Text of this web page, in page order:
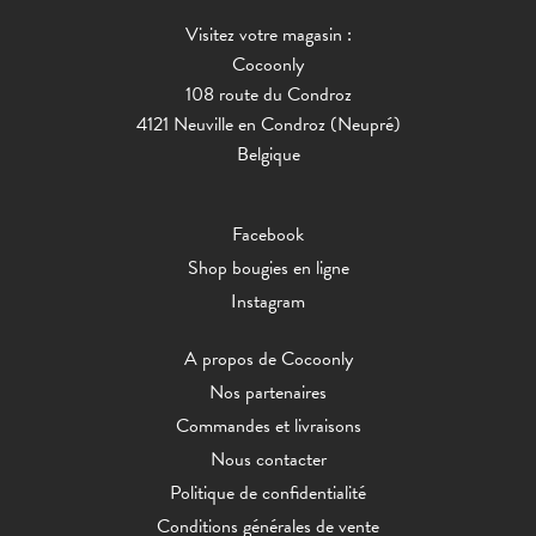
Visitez votre magasin :
Cocoonly
108 route du Condroz
4121 Neuville en Condroz (Neupré)
Belgique
Facebook
Shop bougies en ligne
Instagram
A propos de Cocoonly
Nos partenaires
Commandes et livraisons
Nous contacter
Politique de confidentialité
Conditions générales de vente